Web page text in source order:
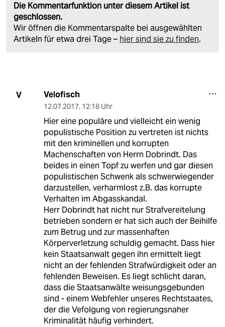
Die Kommentarfunktion unter diesem Artikel ist
geschlossen.
Wir öffnen die Kommentarspalte bei ausgewählten
Artikeln für etwa drei Tage – hier sind sie zu finden.
V Velofisch
12.07.2017, 12:18 Uhr
Hier eine populäre und vielleicht ein wenig
populistische Position zu vertreten ist nichts
mit den kriminellen und korrupten
Machenschaften von Herrn Dobrindt. Das
beides in einen Topf zu werfen und gar diesen
populistischen Schwenk als schwerwiegender
darzustellen, verharmlost z.B. das korrupte
Verhalten im Abgasskandal.
Herr Dobrindt hat nicht nur Strafvereitelung
betrieben sondern er hat sich auch der Beihilfe
zum Betrug und zur massenhaften
Körperverletzung schuldig gemacht. Dass hier
kein Staatsanwalt gegen ihn ermittelt liegt
nicht an der fehlenden Strafwürdigkeit oder an
fehlenden Beweisen. Es liegt schlicht daran,
dass die Staatsanwälte weisungsgebunden
sind - einem Webfehler unseres Rechtstaates,
der die Vefolgung von regierungsnaher
Kriminalität häufig verhindert.